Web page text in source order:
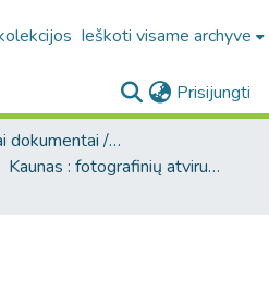
Ieškoti visame archyve
Prisijungti
4.3. Vaizdiniai dokumentai / Visual documents
Kaunas : fotografinių atvirukų rinkinys, [1906-1991]